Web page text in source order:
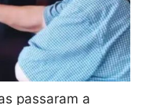
passaram a